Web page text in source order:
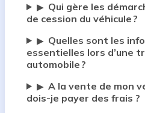
▶ Qui gère les
de cession du véhicule ?
▶ Quelles sont les
essentielles lors d’une
automobile ?
▶ A la vente de mon
dois-je payer des frais ?